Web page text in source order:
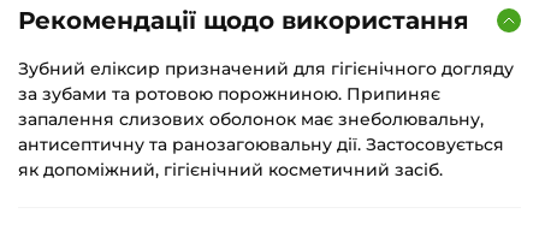
Рекомендації щодо використання
Зубний еліксир призначений для гігієнічного догляду
за зубами та ротовою порожниною. Припиняє
запалення слизових оболонок має знеболювальну,
антисептичну та ранозагоювальну дії. Застосовується
як допоміжний, гігієнічний косметичний засіб.